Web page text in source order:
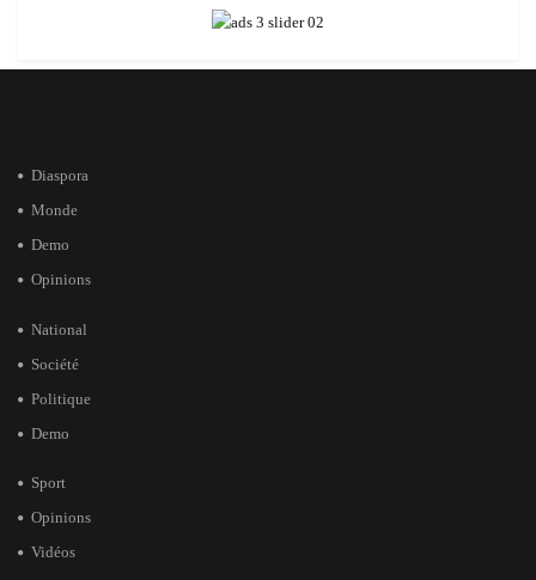
Diaspora
Monde
Demo
Opinions
National
Société
Politique
Demo
Sport
Opinions
Vidéos